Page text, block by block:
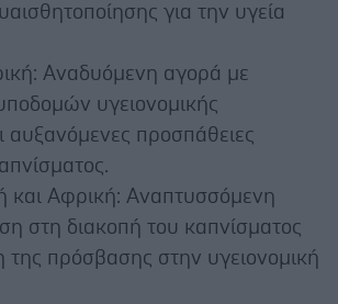
για την υγεία
Αναδυόμενη αγορά με
υγειονομικής
αυξανόμενες προσπάθειες
και Αφρική: Αναπτυσσόμενη
στη διακοπή του καπνίσματος
της πρόσβασης στην υγειονομική